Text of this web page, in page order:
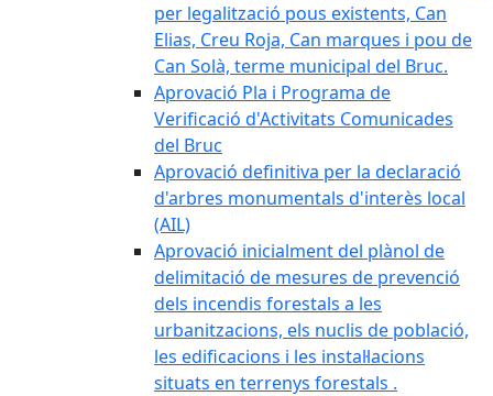
per legalització pous existents, Can
Elias, Creu Roja, Can marques i pou de
Can Solà, terme municipal del Bruc.
Aprovació Pla i Programa de
Verificació d'Activitats Comunicades
del Bruc
Aprovació definitiva per la declaració
d'arbres monumentals d'interès local
(AIL)
Aprovació inicialment del plànol de
delimitació de mesures de prevenció
dels incendis forestals a les
urbanitzacions, els nuclis de població,
les edificacions i les instal·lacions
situats en terrenys forestals .